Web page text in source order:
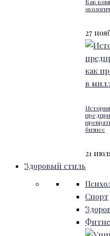
Как
27
бизнес
21
Здоровый стиль
Спорт